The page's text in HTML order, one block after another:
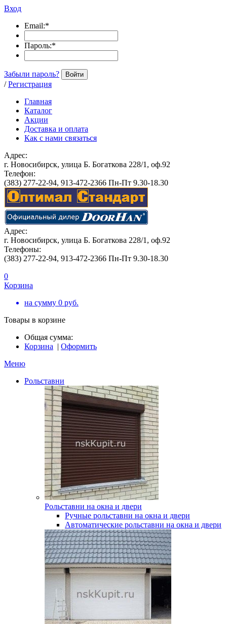
Вход
Email:*
Пароль:*
Забыли пароль? Войти
/ Регистрация
Главная
Каталог
Акции
Доставка и оплата
Как с нами связаться
Адрес:
г. Новосибирск, улица Б. Богаткова 228/1, оф.92
Телефон:
(383) 277-22-94, 913-472-2366 Пн-Пт 9.30-18.30
Адрес:
г. Новосибирск, улица Б. Богаткова 228/1, оф.92
Телефоны:
(383) 277-22-94, 913-472-2366 Пн-Пт 9.30-18.30
0
Корзина
на сумму 0 руб.
Товары в корзине
Общая сумма:
Корзина | Оформить
Меню
Рольставни
Рольставни на окна и двери
Ручные рольставни на окна и двери
Автоматические рольставни на окна и двери